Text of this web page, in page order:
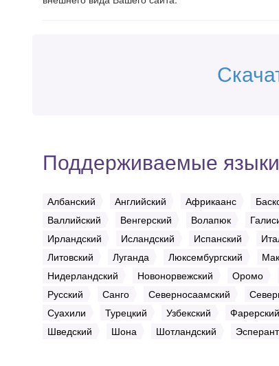
Поддерживаемые
Албанский Английский Африкаанс
Валлийский
Венгерский Волапюк
Ирландский
Исландский Испанский
Литовский
Луганда Люксембургский
Нидерландский
Новонорвежский Оромо
Русский
Санго Северносаамский
Суахили
Турецкий Узбекский Фарерский
Шведский
Шона Шотландский